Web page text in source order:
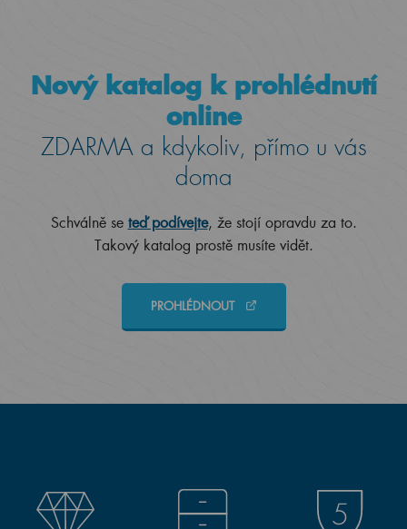
Nový katalog k prohlédnutí
online
ZDARMA a kdykoliv, přímo u vás
doma
Schválně se teď podívejte, že stojí opravdu za to.
Takový katalog prostě musíte vidět.
PROHLÉDNOUT